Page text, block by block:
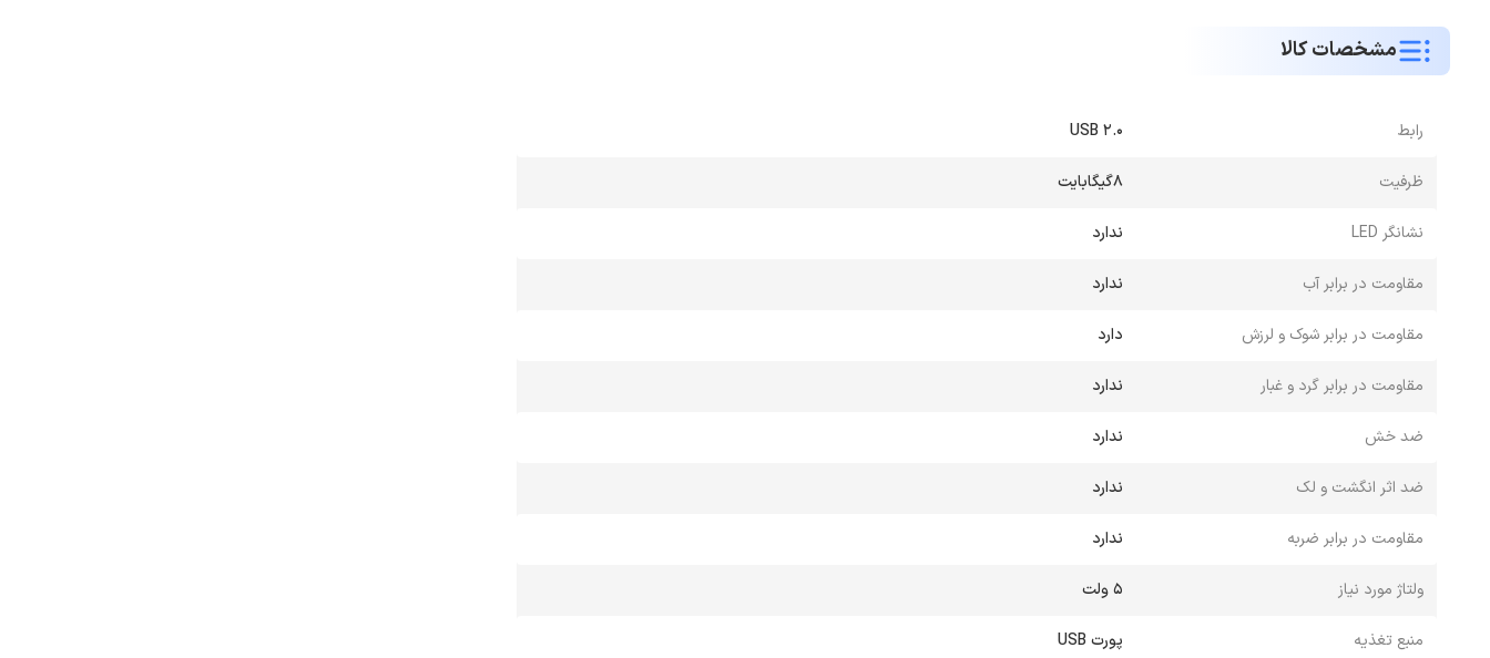
مشخصات کالا
رابط USB 2.0
ظرفیت 8گیگابایت
نشانگر LED ندارد
مقاومت در برابر آب ندارد
مقاومت در برابر شوک و لرزش دارد
مقاومت در برابر گرد و غبار ندارد
ضد خش ندارد
ضد اثر انگشت و لک ندارد
مقاومت در برابر ضربه ندارد
ولتاژ مورد نیاز 5 ولت
منبع تغذیه پورت USB